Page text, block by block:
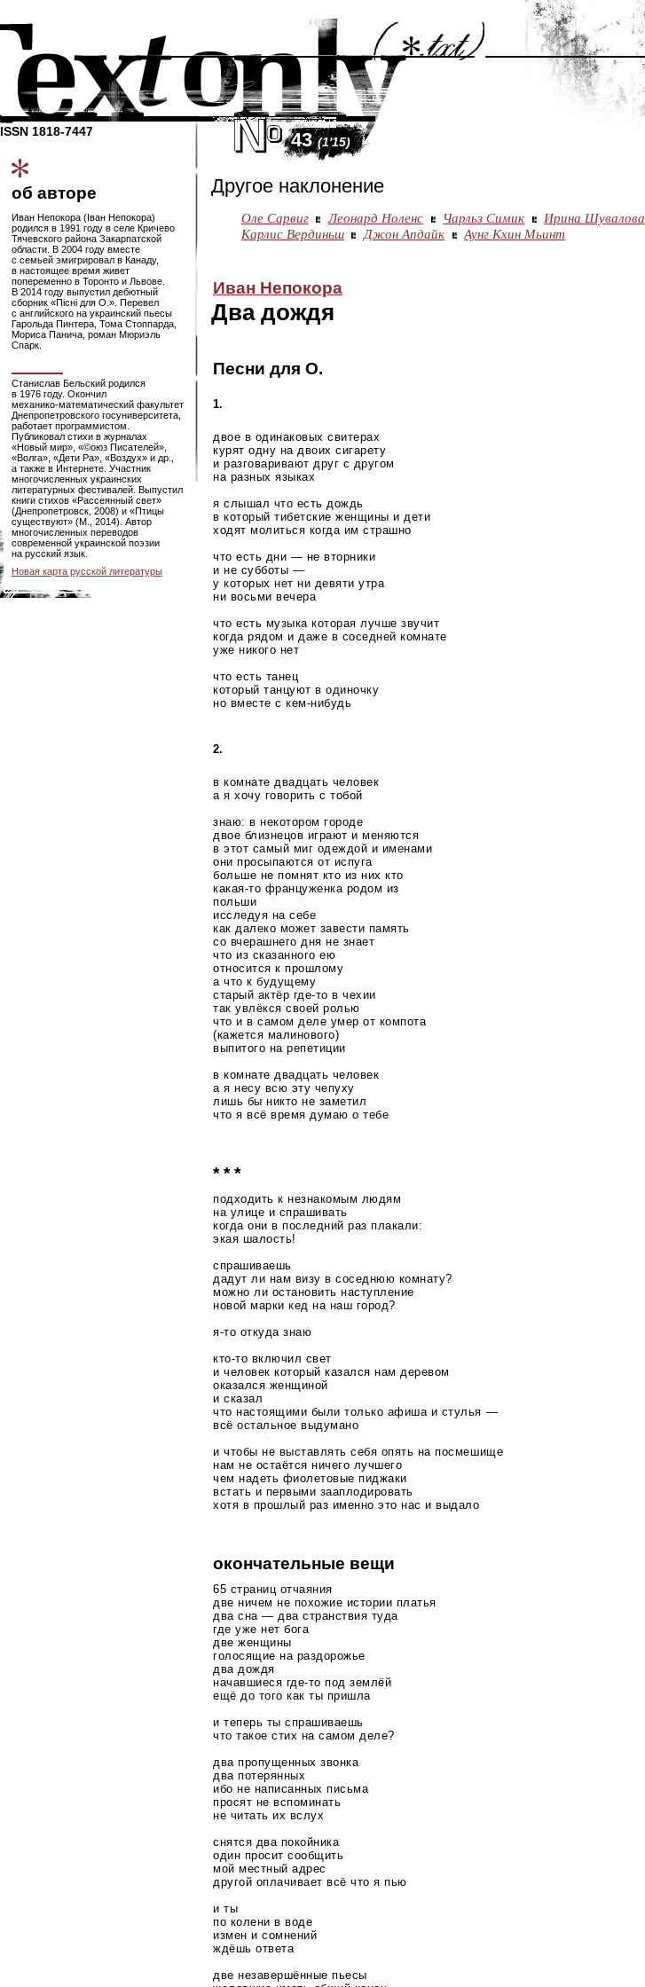
ISSN 1818-7447
об авторе
Иван Непокора (Іван Непокора)
родился в 1991 году в селе Кричево
Тячевского района Закарпатской
области. В 2004 году вместе
с семьей эмигрировал в Канаду,
в настоящее время живет
попеременно в Торонто и Львове.
В 2014 году выпустил дебютный
сборник «Пісні для О.». Перевел
с английского на украинский пьесы
Гарольда Пинтера, Тома Стоппарда,
Мориса Панича, роман Мюриэль
Спарк.
Станислав Бельский родился
в 1976 году. Окончил
механико-математическийфакультет
Днепропетровского госуниверситета,
работает программистом.
Публиковал стихи в журналах
«Новый мир», «©оюз Писателей»,
«Волга», «Дети Ра», «Воздух» и др.,
а также в Интернете. Участник
многочисленных украинских
литературных фестивалей. Выпустил
книги стихов «Рассеянный свет»
(Днепропетровск, 2008) и «Птицы
существуют» (М., 2014). Автор
многочисленных переводов
современной украинской поэзии
на русский язык.
Новая карта русской литературы
43(1'15)
Другое наклонение
Оле Сарвиг Леонард Ноленс Чарльз Симик Ирина Шувалова
Карлис Вердиньш
Джон Апдайк Аунг Кхин Мьинт
Иван Непокора
Два дождя
Песни для О.
1.
двое в одинаковых свитерах
курят одну на двоих сигарету
и разговаривают друг с другом
на разных языках
я слышал что есть дождь
в который тибетские женщины и дети
ходят молиться когда им страшно
что есть дни — не вторники
и не субботы —
у которых нет ни девяти утра
ни восьми вечера
что есть музыка которая лучше звучит
когда рядом и даже в соседней комнате
уже никого нет
что есть танец
который танцуют в одиночку
но вместе скем-нибудь
2.
в комнате двадцать человек
а я хочу говорить с тобой
знаю: в некотором городе
двое близнецов играют и меняются
в этот самый миг одеждой и именами
они просыпаются от испуга
больше не помнят кто из них кто
какая-то француженка родом из
польши
исследуя на себе
как далеко может завести память
со вчерашнего дня не знает
что из сказанного ею
относится к прошлому
а что к будущему
старый актёр где-то в чехии
так увлёкся своей ролью
что и в самом деле умер от компота
(кажется малинового)
выпитого на репетиции
в комнате двадцать человек
а я несу всю эту чепуху
лишь бы никто не заметил
что я всё время думаю о тебе
* * *
подходить к незнакомым людям
на улице и спрашивать
когда они в последний раз плакали:
экая шалость!
спрашиваешь
дадут ли нам визу в соседнюю комнату?
можно ли остановить наступление
новой марки кед на наш город?
я-то откуда знаю
кто-то включил свет
и человек который казался нам деревом
оказался женщиной
и сказал
что настоящими были только афиша и стулья —
всё остальное выдумано
и чтобы не выставлять себя опять на посмешище
нам не остаётся ничего лучшего
чем надеть фиолетовые пиджаки
встать и первыми зааплодировать
хотя в прошлый раз именно это нас и выдало
окончательные вещи
65 страниц отчаяния
две ничем не похожие истории платья
два сна — два странствия туда
где уже нет бога
две женщины
голосящие на раздорожье
два дождя
начавшиеся где-то под землёй
ещё до того как ты пришла
и теперь ты спрашиваешь
что такое стих на самом деле?
два пропущенных звонка
два потерянных
ибо не написанных письма
просят не вспоминать
не читать их вслух
снятся два покойника
один просит сообщить
мой местный адрес
другой оплачивает всё что я пью
и ты
по колени в воде
измен и сомнений
ждёшь ответа
две незавершённые пьесы